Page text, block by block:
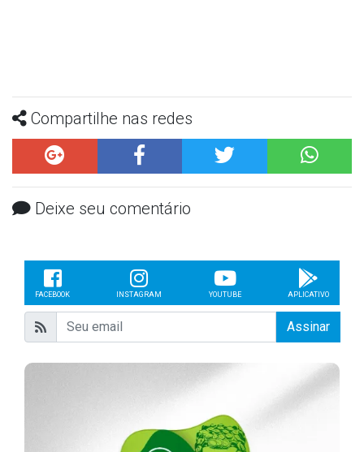
Compartilhe nas redes
Deixe seu comentário
FACEBOOK INSTAGRAM YOUTUBE APLICATIVO
Assinar